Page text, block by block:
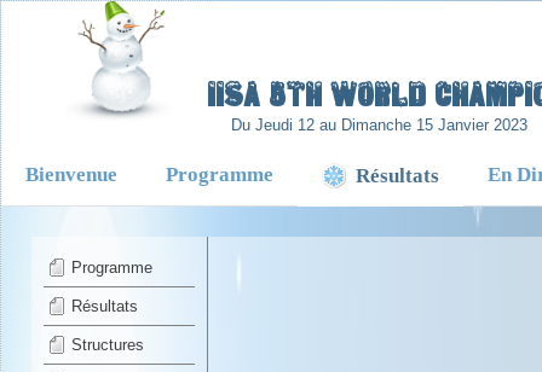
IISA 5TH WORLD
Du Jeudi 12 au Dimanche 15 Janvier 2023
Bienvenue Programme Résultats En
Programme
Résultats
Structures